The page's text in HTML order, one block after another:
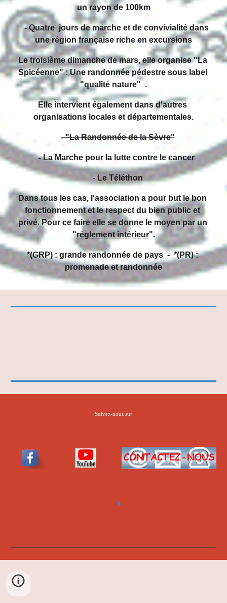
un rayon de 100km
    - Quatre  jours de marche et de convivialité dans
une région française riche en excursions
Le troisième dimanche de mars, elle organise "La
Spicéenne" : Une randonnée pédestre sous label
"qualité nature"  .
Elle intervient également dans d'autres
organisations locales et départementales.
    -
"La Randonnée de la Sèvre"
    - La Marche pour la lutte contre le cancer
    - Le Téléthon
Dans tous les cas, l'association a pour but le bon
fonctionnement et le respect du bien public et
privé. Pour ce faire elle se donne le moyen par un
"réglement intérieur".
*(GRP) : grande randonnée de pays  -  *(PR) :
promenade et randonnée
Suivez-nous sur